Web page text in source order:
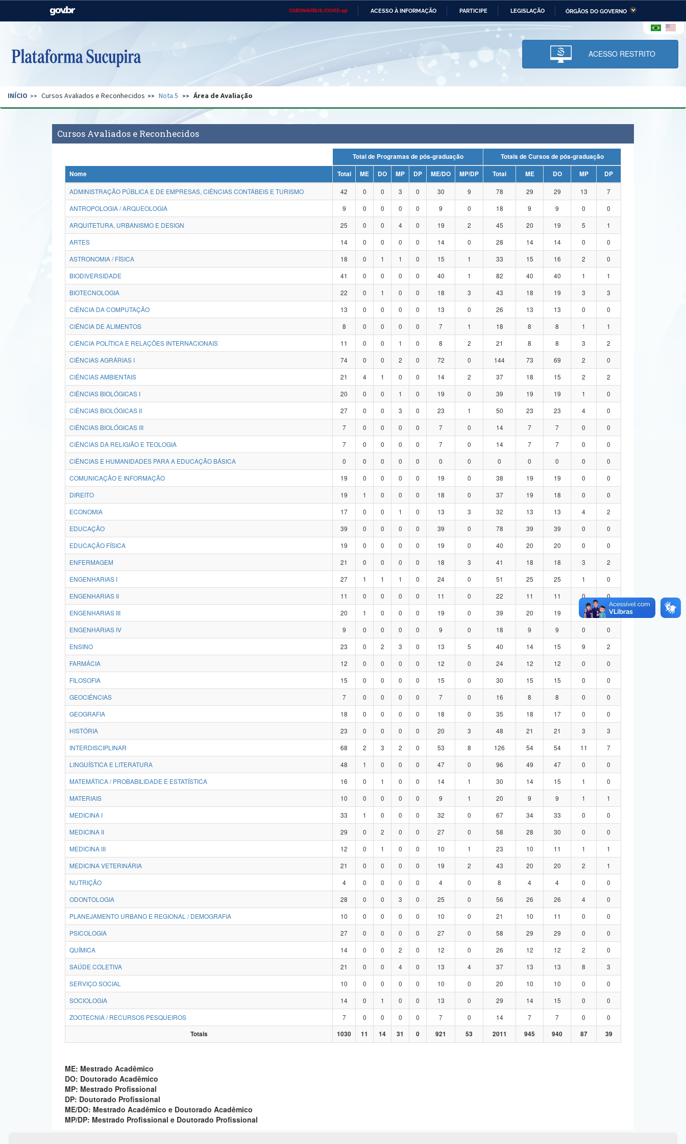
CORONAVÍRUS (COVID-19) ACESSO À INFORMAÇÃO PARTICIPE LEGISLAÇÃO ÓRGÃOS DO GOVERNO
Casa Civil Ministério das Relações Ministério da Economia Ministério da Infraestrutura
Pecuária e Abastecimento
Ministério da Ciência,
Tecnologia, Inovações e
Comunicações
Ministério do Desenvolvimento
Regional e dos Direitos Humanos
Secretaria de Governo Gabinete de Segurança Advocacia-Geral da União Banco Central do Brasil Planalto
ACESSO RESTRITO
INÍCIO Cursos Avaliados e Reconhecidos Nota 5 Área de Avaliação
Cursos Avaliados e Reconhecidos
Total de Programas de pós-graduação
Totais de Cursos de pós-graduação
Nome
Total ME DO MP DP ME/DO MP/DP Total ME DO MP
DP
ADMINISTRAÇÃO PÚBLICA E DE EMPRESAS, CIÊNCIAS CONTÁBEIS E TURISMO
42 0 0 3 0 30 9 78 29 29 13
7
ANTROPOLOGIA / ARQUEOLOGIA
9 0 0 0 0 9 0 18 9 9 0
0
ARQUITETURA, URBANISMO E DESIGN
25 0 0 4 0 19 2 45 20 19 5
1
ARTES
14 0 0 0 0 14 0 28 14 14 0
0
ASTRONOMIA / FÍSICA
18 0 1 1 0 15 1 33 15 16 2
0
BIODIVERSIDADE
41 0 0 0 0 40 1 82 40 40 1
1
BIOTECNOLOGIA
22 0 1 0 0 18 3 43 18 19 3
3
CIÊNCIA DA COMPUTAÇÃO
13 0 0 0 0 13 0 26 13 13 0
0
CIÊNCIA DE ALIMENTOS
8 0 0 0 0 7 1 18 8 8 1
1
CIÊNCIA POLÍTICA E RELAÇÕES INTERNACIONAIS
11 0 0 1 0 8 2 21 8 8 3
2
CIÊNCIAS AGRÁRIAS I
74 0 0 2 0 72 0 144 73 69 2
0
CIÊNCIAS AMBIENTAIS
21 4 1 0 0 14 2 37 18 15 2
2
CIÊNCIAS BIOLÓGICAS I
20 0 0 1 0 19 0 39 19 19 1
0
CIÊNCIAS BIOLÓGICAS II
27 0 0 3 0 23 1 50 23 23 4
0
CIÊNCIAS BIOLÓGICAS III
7 0 0 0 0 7 0 14 7 7 0
0
CIÊNCIAS DA RELIGIÃO E TEOLOGIA
7 0 0 0 0 7 0 14 7 7 0
0
CIÊNCIAS E HUMANIDADES PARA A EDUCAÇÃO BÁSICA
0 0 0 0 0 0 0 0 0 0 0
0
COMUNICAÇÃO E INFORMAÇÃO
19 0 0 0 0 19 0 38 19 19 0
0
DIREITO
19 1 0 0 0 18 0 37 19 18 0
0
ECONOMIA
17 0 0 1 0 13 3 32 13 13 4
2
EDUCAÇÃO
39 0 0 0 0 39 0 78 39 39 0
0
EDUCAÇÃO FÍSICA
19 0 0 0 0 19 0 40 20 20 0
0
ENFERMAGEM
21 0 0 0 0 18 3 41 18 18 3
2
ENGENHARIAS I
27 1 1 1 0 24 0 51 25 25 1
0
ENGENHARIAS II
11 0 0 0 0 11 0 22 11 11 0
0
ENGENHARIAS III
20 1 0 0 0 19 0 39 20 19 0
0
ENGENHARIAS IV
9 0 0 0 0 9 0 18 9 9 0
0
ENSINO
23 0 2 3 0 13 5 40 14 15 9
2
FARMÁCIA
12 0 0 0 0 12 0 24 12 12 0
0
FILOSOFIA
15 0 0 0 0 15 0 30 15 15 0
0
GEOCIÊNCIAS
7 0 0 0 0 7 0 16 8 8 0
0
GEOGRAFIA
18 0 0 0 0 18 0 35 18 17 0
0
HISTÓRIA
23 0 0 0 0 20 3 48 21 21 3
3
INTERDISCIPLINAR
68 2 3 2 0 53 8 126 54 54 11
7
LINGUÍSTICA E LITERATURA
48 1 0 0 0 47 0 96 49 47 0
0
MATEMÁTICA / PROBABILIDADE E ESTATÍSTICA
16 0 1 0 0 14 1 30 14 15 1
0
MATERIAIS
10 0 0 0 0 9 1 20 9 9 1
1
MEDICINA I
33 1 0 0 0 32 0 67 34 33 0
0
MEDICINA II
29 0 2 0 0 27 0 58 28 30 0
0
MEDICINA III
12 0 1 0 0 10 1 23 10 11 1
1
MEDICINA VETERINÁRIA
21 0 0 0 0 19 2 43 20 20 2
1
NUTRIÇÃO
4 0 0 0 0 4 0 8 4 4 0
0
ODONTOLOGIA
28 0 0 3 0 25 0 56 26 26 4
0
PLANEJAMENTO URBANO E REGIONAL / DEMOGRAFIA
10 0 0 0 0 10 0 21 10 11 0
0
PSICOLOGIA
27 0 0 0 0 27 0 58 29 29 0
0
QUÍMICA
14 0 0 2 0 12 0 26 12 12 2
0
SAÚDE COLETIVA
21 0 0 4 0 13 4 37 13 13 8
3
SERVIÇO SOCIAL
10 0 0 0 0 10 0 20 10 10 0
0
SOCIOLOGIA
14 0 1 0 0 13 0 29 14 15 0
0
ZOOTECNIA / RECURSOS PESQUEIROS
7 0 0 0 0 7 0 14 7 7 0
0
Totais
1030 11 14 31 0 921 53 2011 945 940 87 39
ME: Mestrado Acadêmico
DO: Doutorado Acadêmico
MP: Mestrado Profissional
DP: Doutorado Profissional
ME/DO: Mestrado Acadêmico e Doutorado Acadêmico
MP/DP: Mestrado Profissional e Doutorado Profissional